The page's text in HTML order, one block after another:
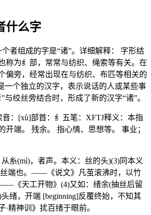
什么字
者组成的字是“诸”。详细解释： 字形结
称为纟部，常常与纺织、绳索等有关。在
偏旁，经常出现在与纺织、布匹等相关的
一个独立的汉字，表示说话的人或某些事
与绞丝旁结合时，形成了新的汉字“诸”。
音：[xù]部首：纟五笔：XFTJ释义：本指
开端。 残余。 指心情、思想等。 事业；
糸(mì)，者声。本义：丝的头)(3)同本义
丝端也。――《说文》凡茧滚沸时，以竹
《天工开物》(4)又如：绪余(抽丝后留
绪，开端 [beginning]反覆终始，不知其
精神训》扰百绪于眼前。